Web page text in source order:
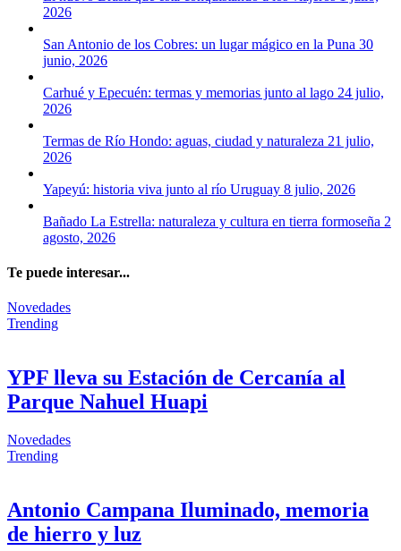
2026
San Antonio de los Cobres: un lugar mágico en la Puna 30
junio, 2026
Carhué y Epecuén: termas y memorias junto al lago 24 julio,
2026
Termas de Río Hondo: aguas, ciudad y naturaleza 21 julio,
2026
Yapeyú: historia viva junto al río Uruguay 8 julio, 2026
Bañado La Estrella: naturaleza y cultura en tierra formoseña 2
agosto, 2026
Te puede interesar...
Novedades
Trending
YPF lleva su Estación de Cercanía al
Parque Nahuel Huapi
Novedades
Trending
Antonio Campana Iluminado, memoria
de hierro y luz